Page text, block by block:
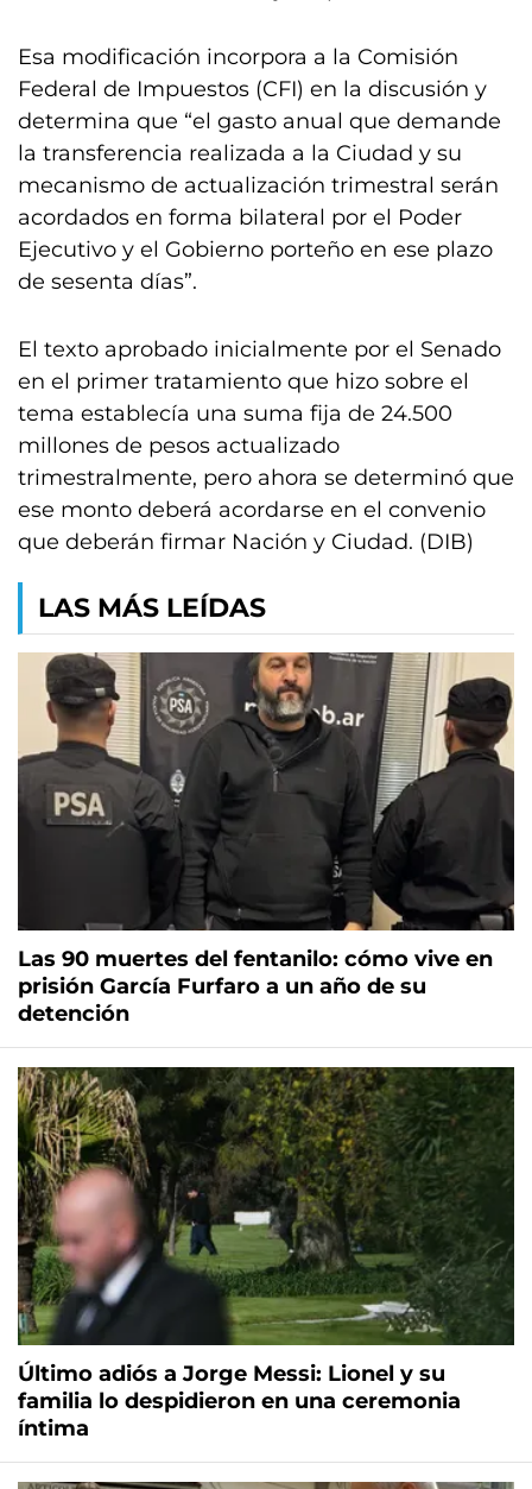
Esa modificación incorpora a la Comisión
Federal de Impuestos (CFI) en la discusión y
determina que “el gasto anual que demande
la transferencia realizada a la Ciudad y su
mecanismo de actualización trimestral serán
acordados en forma bilateral por el Poder
Ejecutivo y el Gobierno porteño en ese plazo
de sesenta días”.
El texto aprobado inicialmente por el Senado
en el primer tratamiento que hizo sobre el
tema establecía una suma fija de 24.500
millones de pesos actualizado
trimestralmente, pero ahora se determinó que
ese monto deberá acordarse en el convenio
que deberán firmar Nación y Ciudad. (DIB)
LAS MÁS LEÍDAS
Las 90 muertes del fentanilo: cómo vive en
prisión García Furfaro a un año de su
detención
Último adiós a Jorge Messi: Lionel y su
familia lo despidieron en una ceremonia
íntima